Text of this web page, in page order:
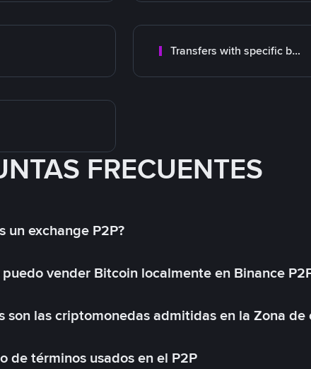
Transfers with specific bank
FRECUENTES
un exchange P2P?
puedo vender Bitcoin localmente en Binance
son las criptomonedas admitidas en la Zona de
de términos usados en el P2P